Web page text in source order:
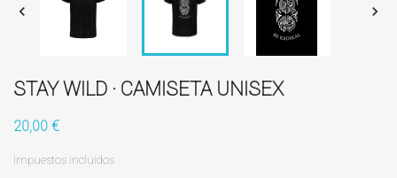
 
STAY WILD · CAMISETA UNISEX
20,00 €
Impuestos incluidos